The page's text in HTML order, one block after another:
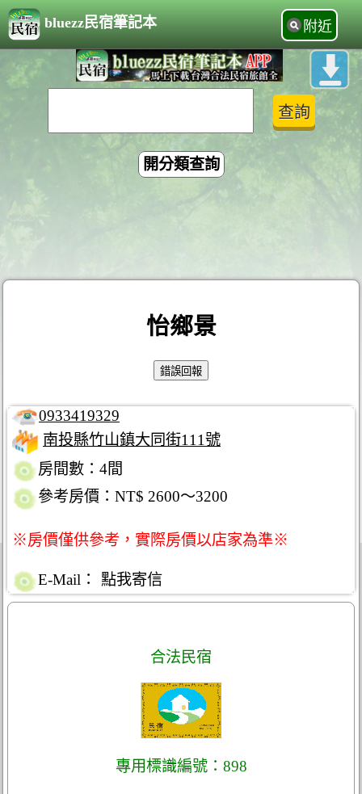
bluezz民宿筆記本 附近
開分類查詢
怡鄉景
0933419329
南投縣竹山鎮大同街111號
房間數：4間
參考房價：NT$ 2600～3200
※房價僅供參考，實際房價以店家為準※
E-Mail： 點我寄信
合法民宿
專用標識編號：898